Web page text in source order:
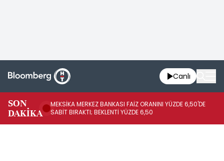
Canlı
SON
DAKİKA
MEKSİKA MERKEZ BANKASI FAİZ ORANINI YÜZDE 6,50'DE
SABİT BIRAKTI; BEKLENTİ YÜZDE 6,50